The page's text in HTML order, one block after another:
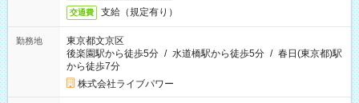
交通費 支給（規定有り）
勤務地
東京都文京区
後楽園駅から徒歩5分 / 水道橋駅から徒歩5分 / 春日(東京都)駅
から徒歩7分
株式会社ライブパワー